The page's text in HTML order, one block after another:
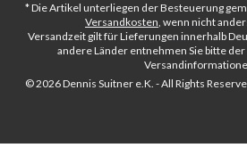
* Die Artikel unterliegen der Besteuerung
Versandkosten, wenn nicht
Versandzeit gilt für Lieferungen innerhalb
andere Länder entnehmen Sie bitte
© 2026 Dennis Suitner e.K. - All Rights